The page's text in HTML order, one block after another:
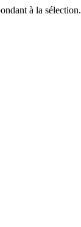
à la sélection.